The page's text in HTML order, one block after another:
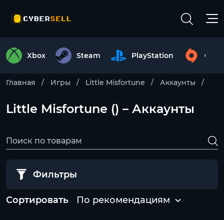
Xbox Steam PlayStation
Главная Игры Little Misfortune Аккаунты
Little Misfortune () – Аккаунты
Фильтры
Сортировать По рекомендациям